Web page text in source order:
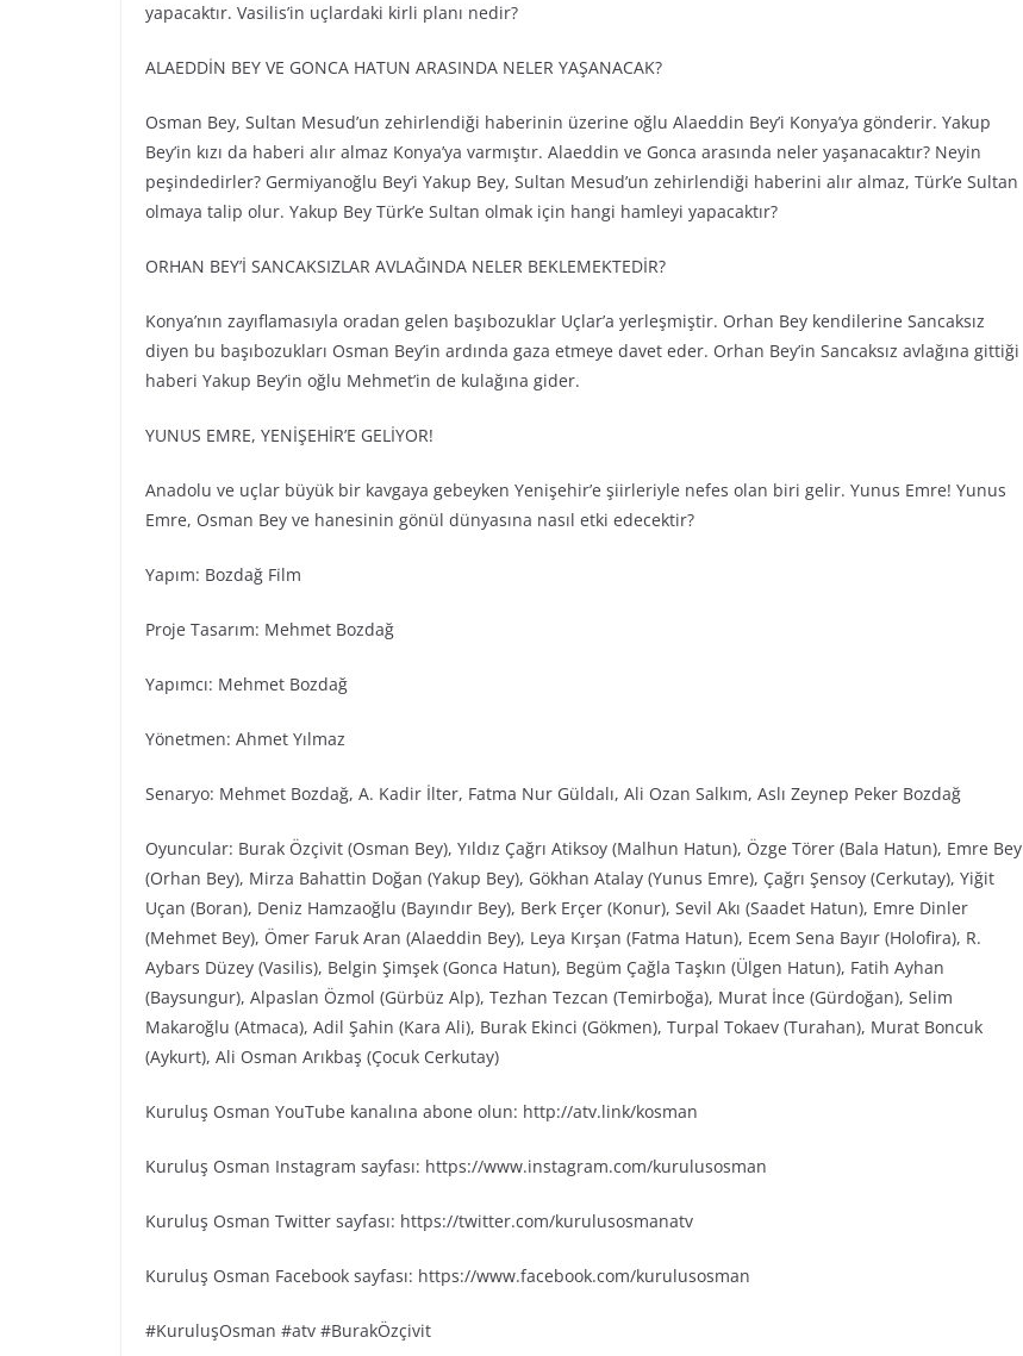
yapacaktır. Vasilis’in uçlardaki kirli planı nedir?
ALAEDDİN BEY VE GONCA HATUN ARASINDA NELER YAŞANACAK?
Osman Bey, Sultan Mesud’un zehirlendiği haberinin üzerine oğlu Alaeddin Bey’i Konya’ya gönderir. Yakup
Bey’in kızı da haberi alır almaz Konya’ya varmıştır. Alaeddin ve Gonca arasında neler yaşanacaktır? Neyin
peşindedirler? Germiyanoğlu Bey’i Yakup Bey, Sultan Mesud’un zehirlendiği haberini alır almaz, Türk’e Sultan
olmaya talip olur. Yakup Bey Türk’e Sultan olmak için hangi hamleyi yapacaktır?
ORHAN BEY’İ SANCAKSIZLAR AVLAĞINDA NELER BEKLEMEKTEDİR?
Konya’nın zayıflamasıyla oradan gelen başıbozuklar Uçlar’a yerleşmiştir. Orhan Bey kendilerine Sancaksız
diyen bu başıbozukları Osman Bey’in ardında gaza etmeye davet eder. Orhan Bey’in Sancaksız avlağına gittiği
haberi Yakup Bey’in oğlu Mehmet’in de kulağına gider.
YUNUS EMRE, YENİŞEHİR’E GELİYOR!
Anadolu ve uçlar büyük bir kavgaya gebeyken Yenişehir’e şiirleriyle nefes olan biri gelir. Yunus Emre! Yunus
Emre, Osman Bey ve hanesinin gönül dünyasına nasıl etki edecektir?
Yapım: Bozdağ Fi̇lm
Proje Tasarım: Mehmet Bozdağ
Yapımcı: Mehmet Bozdağ
Yönetmen: Ahmet Yılmaz
Senaryo: Mehmet Bozdağ, A. Kadir İlter, Fatma Nur Güldalı, Ali Ozan Salkım, Aslı Zeynep Peker Bozdağ
Oyuncular: Burak Özçivit (Osman Bey), Yıldız Çağrı Atiksoy (Malhun Hatun), Özge Törer (Bala Hatun), Emre Bey
(Orhan Bey), Mirza Bahattin Doğan (Yakup Bey), Gökhan Atalay (Yunus Emre), Çağrı Şensoy (Cerkutay), Yiğit
Uçan (Boran), Deniz Hamzaoğlu (Bayındır Bey), Berk Erçer (Konur), Sevil Akı (Saadet Hatun), Emre Dinler
(Mehmet Bey), Ömer Faruk Aran (Alaeddin Bey), Leya Kırşan (Fatma Hatun), Ecem Sena Bayır (Holofira), R.
Aybars Düzey (Vasilis), Belgin Şimşek (Gonca Hatun), Begüm Çağla Taşkın (Ülgen Hatun), Fatih Ayhan
(Baysungur), Alpaslan Özmol (Gürbüz Alp), Tezhan Tezcan (Temirboğa), Murat İnce (Gürdoğan), Selim
Makaroğlu (Atmaca), Adil Şahin (Kara Ali), Burak Ekinci (Gökmen), Turpal Tokaev (Turahan), Murat Boncuk
(Aykurt), Ali Osman Arıkbaş (Çocuk Cerkutay)
Kuruluş Osman YouTube kanalına abone olun: http://atv.link/kosman
Kuruluş Osman Instagram sayfası: https://www.instagram.com/kurulusosman
Kuruluş Osman Twitter sayfası: https://twitter.com/kurulusosmanatv
Kuruluş Osman Facebook sayfası: https://www.facebook.com/kurulusosman
#KuruluşOsman #atv #BurakÖzçivit